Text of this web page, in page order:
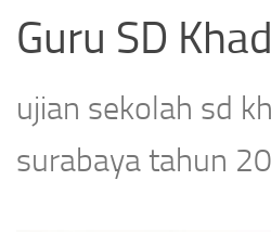
Guru SD
ujian sekolah sd
surabaya tahun